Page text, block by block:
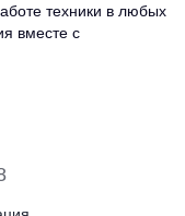
техники в любых
вместе с